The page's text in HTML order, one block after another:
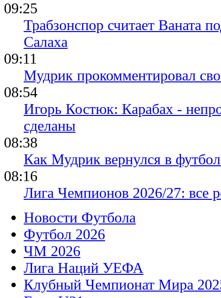
09:25
Трабзонспор считает Ваната
Салаха
09:11
Мудрик прокомментировал
08:54
Игорь Костюк: Карабах -
сделаны
08:38
Как Мудрик вернулся в
08:16
Лига Чемпионов 2026/27: все
Новости Футбола
Футбол 2026
ЧМ 2026
Лига Наций УЕФА
Клубный Чемпионат Мира